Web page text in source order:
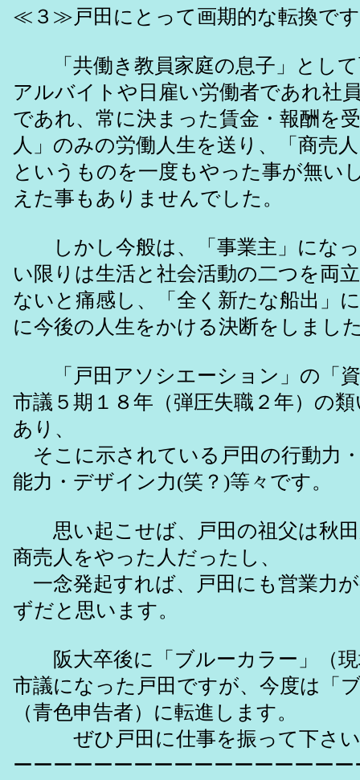
≪３≫戸田にとって画期的な転換で
「共働き教員家庭の息子」として
アルバイトや日雇い労働者であれ社
であれ、常に決まった賃金・報酬を
人」のみの労働人生を送り、「商売
というものを一度もやった事が無い
えた事もありませんでした。
しかし今般は、「事業主」になっ
い限りは生活と社会活動の二つを両
ないと痛感し、「全く新たな船出」
に今後の人生をかける決断をしまし
「戸田アソシエーション」の「資
市議５期１８年（弾圧失職２年）の
あり、
そこに示されている戸田の行動力
能力・デザイン力(笑？)等々です。
思い起こせば、戸田の祖父は秋田
商売人をやった人だったし、
一念発起すれば、戸田にも営業力
ずだと思います。
阪大卒後に「ブルーカラー」（現
市議になった戸田ですが、今度は「
（青色申告者）に転進します。
ぜひ戸田に仕事を振って下さ
ーーーーーーーーーーーーーーーー